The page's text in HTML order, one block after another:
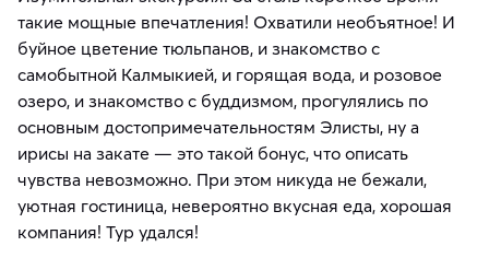
такие мощные впечатления! Охватили необъятное! И
буйное цветение тюльпанов, и знакомство с
самобытной Калмыкией, и горящая вода, и розовое
озеро, и знакомство с буддизмом, прогулялись по
основным достопримечательностям Элисты, ну а
ирисы на закате — это такой бонус, что описать
чувства невозможно. При этом никуда не бежали,
уютная гостиница, невероятно вкусная еда, хорошая
компания! Тур удался!